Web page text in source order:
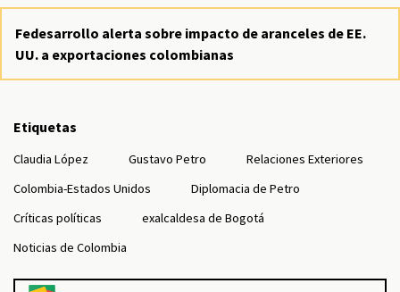
Fedesarrollo alerta sobre impacto de aranceles de EE.
UU. a exportaciones colombianas
Etiquetas
Claudia López Gustavo Petro
Relaciones Exteriores
Colombia-Estados Unidos
Diplomacia de Petro
Críticas políticas
exalcaldesa de Bogotá
Noticias de Colombia